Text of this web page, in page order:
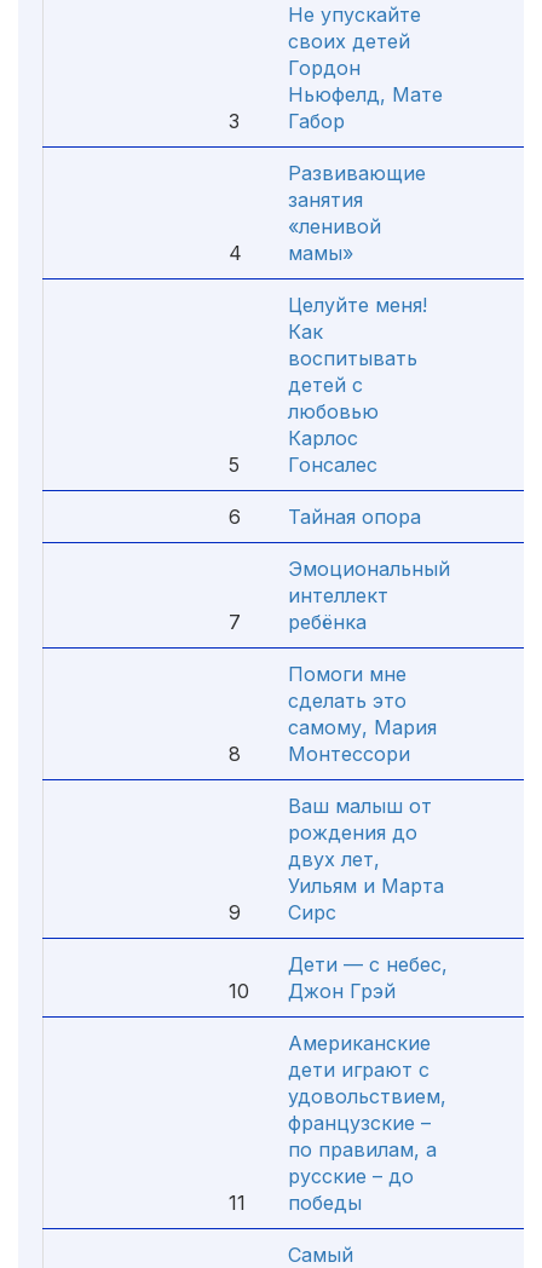
3
Не упускайте
своих детей
Гордон
Ньюфелд, Мате
Габор
4
Развивающие
занятия
«ленивой
мамы»
5
Целуйте меня!
Как
воспитывать
детей с
любовью
Карлос
Гонсалес
6 Тайная опора
7
Эмоциональный
интеллект
ребёнка
8
Помоги мне
сделать это
самому, Мария
Монтессори
9
Ваш малыш от
рождения до
двух лет,
Уильям и Марта
Сирс
10
Дети — с небес,
Джон Грэй
11
Американские
дети играют с
удовольствием,
французские –
по правилам, а
русские – до
победы
Самый